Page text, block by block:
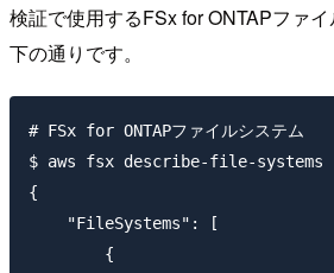
検証で使用するFSx for ONTAPファ
下の通りです。
# FSx for ONTAPファイルシステム
$ aws fsx describe-file-systems
{
    "FileSystems": [
        {